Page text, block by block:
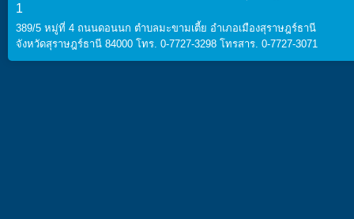
1
389/5 หมู่ที่ 4 ถนนดอนนก ตำบลมะขามเตี้ย อำเภอเมืองสุราษฎร์ธานี
จังหวัดสุราษฎร์ธานี 84000 โทร. 0-7727-3298 โทรสาร. 0-7727-3071